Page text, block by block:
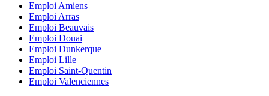
Emploi Amiens
Emploi Arras
Emploi Beauvais
Emploi Douai
Emploi Dunkerque
Emploi Lille
Emploi Saint-Quentin
Emploi Valenciennes